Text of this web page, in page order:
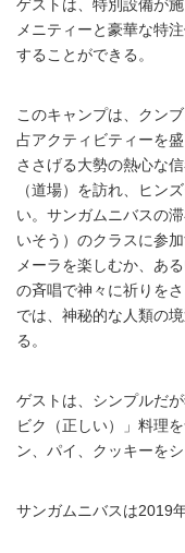
ゲストは、特別設備が
メニティーと豪華な特
することができる。
このキャンプは、クン
占アクティビティーを
ささげる大勢の熱心な
（道場）を訪れ、ヒン
い。サンガムニバスの
いそう）のクラスに参
メーラを楽しむか、あ
の斉唱で神々に祈りを
では、神秘的な人類の
る。
ゲストは、シンプルだ
ビク（正しい）」料理
ン、パイ、クッキーを
サンガムニバスは2019